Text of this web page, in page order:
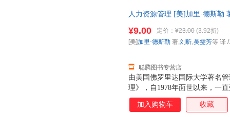
人力资源管理 [美]加里·德斯勒
由美国佛罗里达国际大学著名
理》，自1978年面世以来，一
在世界教育图书出版商，
列前茅。由中国人民大学出版
¥9.00 定价： ¥23.00 (3.92折)
聪腾图书专营店
[美]加里·德斯勒 著,刘昕,吴雯芳等 译
加入购物车 收藏